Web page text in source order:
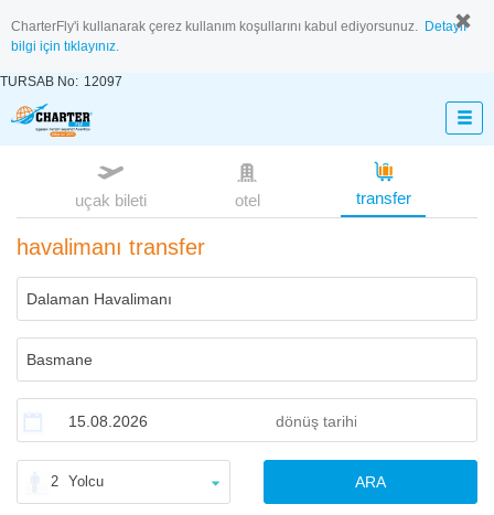
CharterFly'i kullanarak çerez kullanım koşullarını kabul ediyorsunuz. Detaylı
bilgi için tıklayınız.
TURSAB No: 12097
uçak bileti otel transfer
havalimanı transfer
2 Yolcu ARA